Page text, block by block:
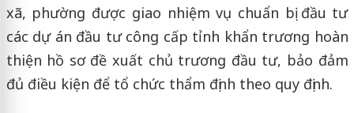
xã, phường được giao nhiệm vụ chuẩn bị đầu tư
các dự án đầu tư công cấp tỉnh khẩn trương hoàn
thiện hồ sơ đề xuất chủ trương đầu tư, bảo đảm
đủ điều kiện để tổ chức thẩm định theo quy định.